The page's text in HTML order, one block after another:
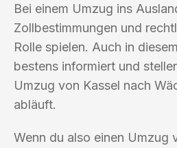
Bei einem Umzug ins
Zollbestimmungen und
Rolle spielen. Auch in
bestens informiert und
Umzug von Kassel nach
abläuft.
Wenn du also einen Umzug